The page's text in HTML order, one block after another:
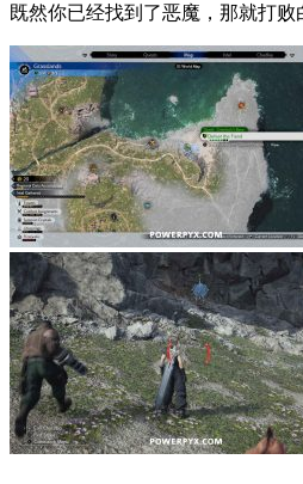
既然你已经找到了恶魔，那就打败